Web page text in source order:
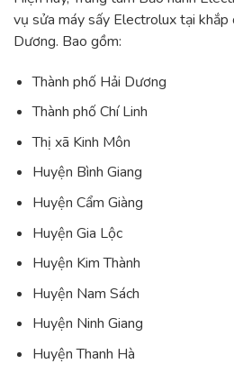
vụ sửa máy sấy Electrolux tại khắp
Dương. Bao gồm:
Thành phố Hải Dương
Thành phố Chí Linh
Thị xã Kinh Môn
Huyện Bình Giang
Huyện Cẩm Giàng
Huyện Gia Lộc
Huyện Kim Thành
Huyện Nam Sách
Huyện Ninh Giang
Huyện Thanh Hà